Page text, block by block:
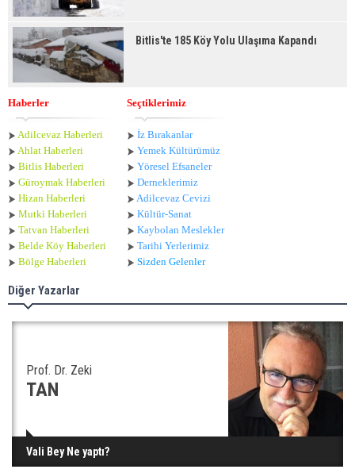
Bitlis'te 185 Köy Yolu Ulaşıma Kapandı
Haberler
Adilcevaz Haberleri
Ahlat Haberleri
Bitlis Haberleri
Güroymak Haberleri
Hizan Haberleri
Mutki Haberleri
Tatvan Haberleri
Belde Köy Haberleri
Bölge Haberleri
Seçtiklerimiz
İz Bırakanlar
Yemek Kültürümüz
Yöresel Efsaneler
Derneklerimiz
Adilcevaz Cevizi
Kültür-Sanat
Kaybolan Meslekler
Tarihi Yerlerimiz
Sizden Gelenler
Diğer Yazarlar
Prof. Dr. Zeki
TAN
Vali Bey Ne yaptı?